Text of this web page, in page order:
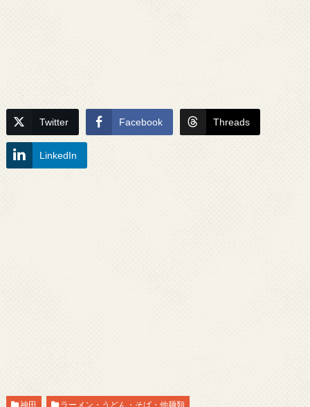
Twitter Facebook Threads
LinkedIn
神田
ラーメン・うどん・そば・他麺類